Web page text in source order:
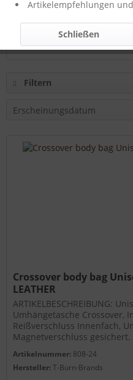
Filtern
Crossover body bag
LEATHER
ARTIKELBESCHREIBUNG:
Umhängetasche Crossover,
Reißverschluss Innenfach,
Magnetverschluss
Artikelnummer: 808-24
Hersteller:T-Burn-Brands
Artikelempfehlungen
Schließen